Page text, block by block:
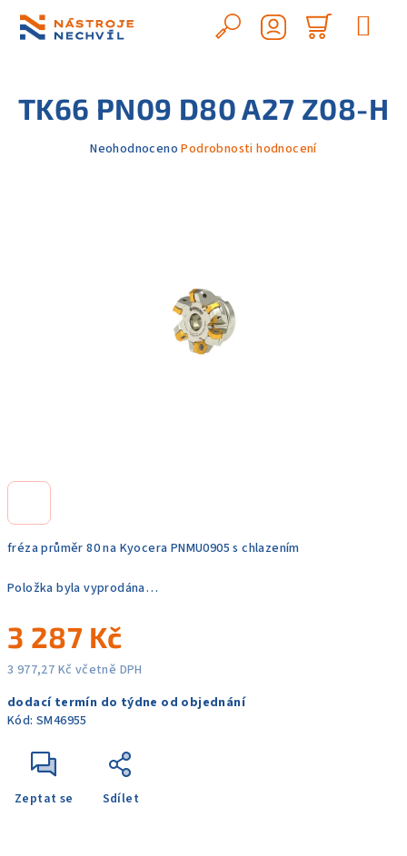
obsah
Hledat
košík
fréza průměr 80 na Kyocera PNMU0905 s chlazením
Položka byla vyprodána…
3 287 Kč
3 977,27 Kč včetně DPH
cena:
dodací termín do týdne od objednání
Kód: SM46955
Zeptat se Sdílet
TK66 PN09 D80 A27 Z08-H
Průměrné
Neohodnoceno Podrobnosti hodnocení